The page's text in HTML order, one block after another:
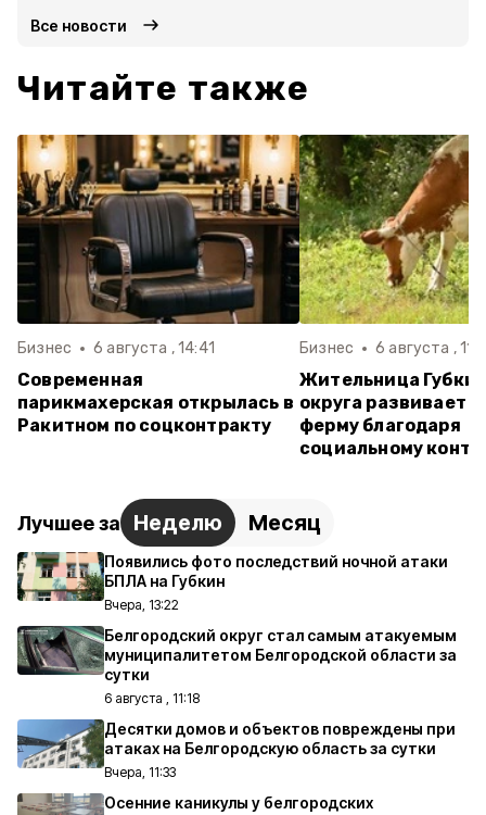
Все новости
Читайте также
Бизнес 6 августа , 14:41
Современная
парикмахерская открылась в
Ракитном по соцконтракту
Бизнес 6 августа ,
Жительница
округа развивает
ферму благодаря
социальному
Лучшее за Неделю Месяц
Появились фото последствий ночной атаки
БПЛА на Губкин
Вчера, 13:22
Белгородский округ стал самым атакуемым
муниципалитетом Белгородской области за
сутки
6 августа , 11:18
Десятки домов и объектов повреждены при
атаках на Белгородскую область за сутки
Вчера, 11:33
Осенние каникулы у белгородских